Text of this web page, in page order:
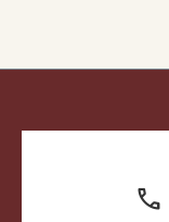
call